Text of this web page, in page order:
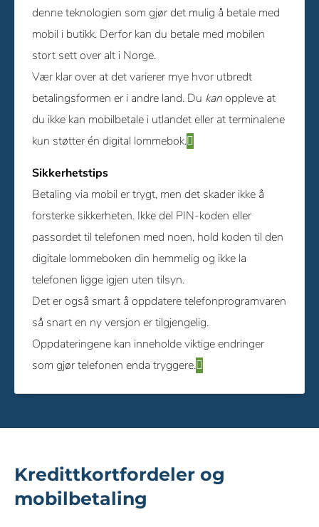
denne teknologien som gjør det mulig å betale med
mobil i butikk. Derfor kan du betale med mobilen
stort sett over alt i Norge.
Vær klar over at det varierer mye hvor utbredt
betalingsformen er i andre land. Du kanoppleve at
du ikke kan mobilbetale i utlandet eller at terminalene
kun støtter én digital lommebok.
Sikkerhetstips
Betaling via mobil er trygt, men det skader ikke å
forsterke sikkerheten. Ikke del PIN-koden eller
passordet til telefonen med noen, hold koden til den
digitale lommeboken din hemmelig og ikke la
telefonen ligge igjen uten tilsyn.
Det er også smart å oppdatere telefonprogramvaren
så snart en ny versjon er tilgjengelig.
Oppdateringene kan inneholde viktige endringer
som gjør telefonen enda tryggere.
Kredittkortfordeler og
mobilbetaling